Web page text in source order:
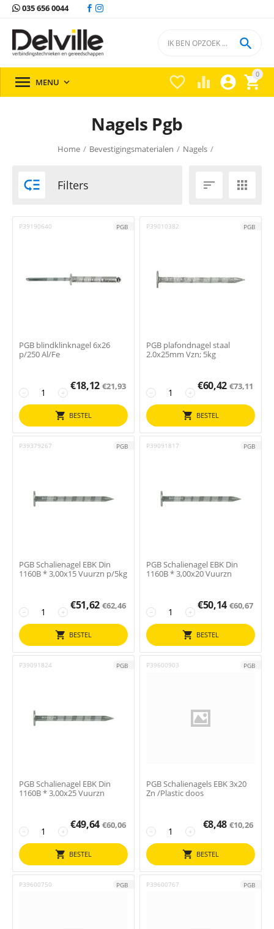
035 656 0044
0


 

 MENU 
Nagels Pgb
Home / Bevestigingsmaterialen / Nagels /
 Filters  
P39190640 PGB
PGB blindklinknagel 6x26
p/250 Al/Fe
+
−
€18,12 €21,93
BESTEL
P39010382 PGB
PGB plafondnagel staal
2.0x25mm Vzn; 5kg
+
−
€60,42 €73,11
BESTEL
P39379267 PGB
PGB Schalienagel EBK Din
1160B * 3,00x15 Vuurzn p/5kg
+
−
€51,62 €62,46
BESTEL
P39091817 PGB
PGB Schalienagel EBK Din
1160B * 3,00x20 Vuurzn
+
−
€50,14 €60,67
BESTEL
P39091824 PGB
PGB Schalienagel EBK Din
1160B * 3,00x25 Vuurzn
+
−
€49,64 €60,06
BESTEL
P39600903 PGB
PGB Schalienagels EBK 3x20
Zn /Plastic doos
+
−
€8,48 €10,26
BESTEL
P39600750 PGB P39600767 PGB